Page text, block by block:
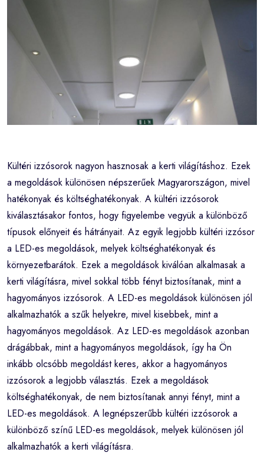
Kültéri izzósorok nagyon hasznosak a kerti világításhoz. Ezek
a megoldások különösen népszerűek Magyarországon, mivel
hatékonyak és költséghatékonyak. A kültéri izzósorok
kiválasztásakor fontos, hogy figyelembe vegyük a különböző
típusok előnyeit és hátrányait. Az egyik legjobb kültéri izzósor
a LED-es megoldások, melyek költséghatékonyak és
környezetbarátok. Ezek a megoldások kiválóan alkalmasak a
kerti világításra, mivel sokkal több fényt biztosítanak, mint a
hagyományos izzósorok. A LED-es megoldások különösen jól
alkalmazhatók a szűk helyekre, mivel kisebbek, mint a
hagyományos megoldások. Az LED-es megoldások azonban
drágábbak, mint a hagyományos megoldások, így ha Ön
inkább olcsóbb megoldást keres, akkor a hagyományos
izzósorok a legjobb választás. Ezek a megoldások
költséghatékonyak, de nem biztosítanak annyi fényt, mint a
LED-es megoldások. A legnépszerűbb kültéri izzósorok a
különböző színű LED-es megoldások, melyek különösen jól
alkalmazhatók a kerti világításra.